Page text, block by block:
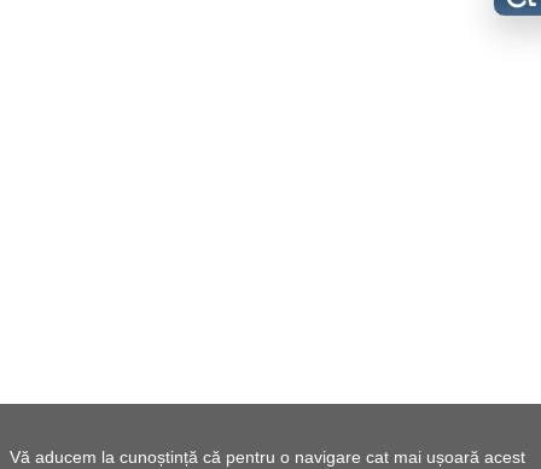
Vă aducem la cunoștință că pentru o navigare cat mai ușoară acest